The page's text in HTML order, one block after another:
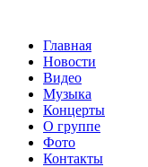
Главная
Новости
Видео
Музыка
Концерты
О группе
Фото
Контакты